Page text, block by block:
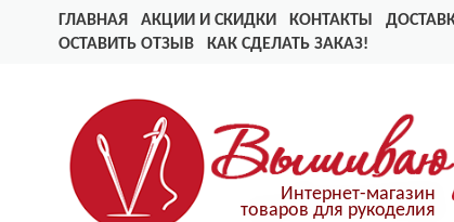
ГЛАВНАЯ АКЦИИ И СКИДКИ КОНТАКТЫ
ОСТАВИТЬ ОТЗЫВ
КАК СДЕЛАТЬ ЗАКАЗ!
Интернет-магазин
товаров для рукоделия